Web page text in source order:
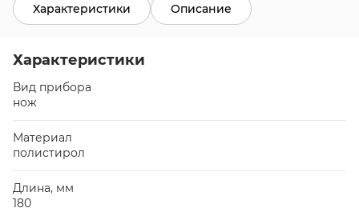
Характеристики Описание
Характеристики
Вид прибора
нож
Материал
полистирол
Длина, мм
180